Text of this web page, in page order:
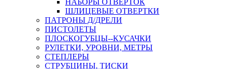
НАБОРЫ ОТВЕРТОК
ШЛИЦЕВЫЕ ОТВЕРТКИ
ПАТРОНЫ Д/ДРЕЛИ
ПИСТОЛЕТЫ
ПЛОСКОГУБЦЫ--КУСАЧКИ
РУЛЕТКИ, УРОВНИ, МЕТРЫ
СТЕПЛЕРЫ
СТРУБЦИНЫ, ТИСКИ